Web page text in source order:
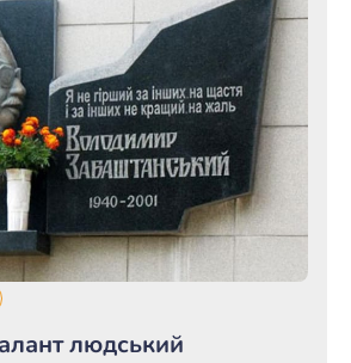
наснаженого,
людський